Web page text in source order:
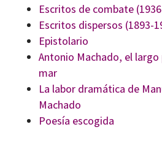
Escritos de combate
Escritos dispersos (1893-
Epistolario
Antonio Machado, el largo
mar
La labor dramática de
Machado
Poesía escogida